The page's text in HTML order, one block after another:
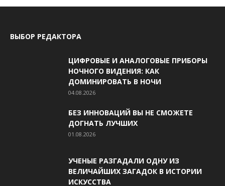
ВЫБОР РЕДАКТОРА
ЦИФРОВЫЕ И АНАЛОГОВЫЕ ПРИБОРЫ
НОЧНОГО ВИДЕНИЯ: КАК
ДОМИНИРОВАТЬ В НОЧИ
04.08.2026
БЕЗ ИННОВАЦИЙ ВЫ НЕ СМОЖЕТЕ
ДОГНАТЬ ЛУЧШИХ
01.08.2026
УЧЕНЫЕ РАЗГАДАЛИ ОДНУ ИЗ
ВЕЛИЧАЙШИХ ЗАГАДОК В ИСТОРИИ
ИСКУССТВА